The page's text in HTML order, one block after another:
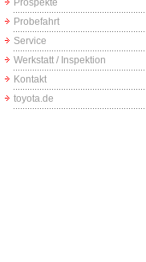
Prospekte
Probefahrt
Service
Werkstatt / Inspektion
Kontakt
toyota.de